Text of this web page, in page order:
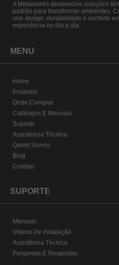
A Metalworks desenvolve soluções
padrão para transformar ambientes.
une design, durabilidade e conforto
experiência no dia a dia.
MENU
Home
Produtos
Onde Comprar
Catálogos E Manuais
Suporte
Assistência Técnica
Quem Somos
Blog
Contato
SUPORTE
Manuais
Vídeos De Instalação
Assistência Técnica
Perguntas E Respostas